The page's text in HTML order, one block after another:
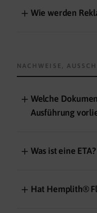
＋ Wie werden
NACHWEISE,
＋ Welche
Ausführung
＋ Was ist eine ETA?
＋ Hat Hemplith®